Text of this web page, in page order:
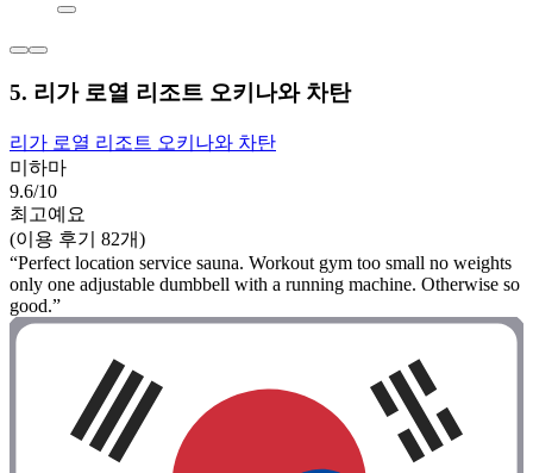
5. 리가 로열 리조트 오키나와 차탄
리가 로열 리조트 오키나와 차탄
미하마
9.6/10
최고예요
(이용 후기 82개)
“Perfect location service sauna. Workout gym too small no weights
only one adjustable dumbbell with a running machine. Otherwise so
good.”